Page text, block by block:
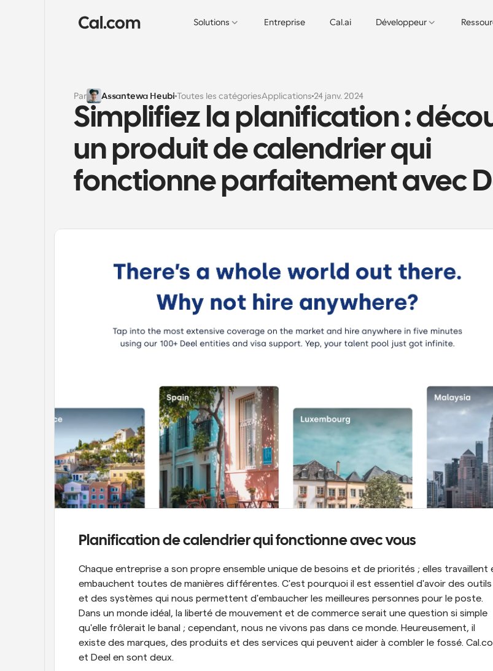
Solutions Entreprise Cal.ai Développeur
Par Assantewa Heubi Toutes les catégoriesApplications 24 janv. 2024
Simplifiez la planification :
un produit de calendrier qui
fonctionne parfaitement avec
Planification de calendrier qui fonctionne avec vous
Chaque entreprise a son propre ensemble unique de besoins et de priorités ; elles travaillent
embauchent toutes de manières différentes. C'est pourquoi il est essentiel d'avoir des outils
et des systèmes qui nous permettent d'embaucher les meilleures personnes pour le poste.
Dans un monde idéal, la liberté de mouvement et de commerce serait une question si simple
qu'elle frôlerait le banal ; cependant, nous ne vivons pas dans ce monde. Heureusement, il
existe des marques, des produits et des services qui peuvent aider à combler le fossé.
et Deel en sont deux.